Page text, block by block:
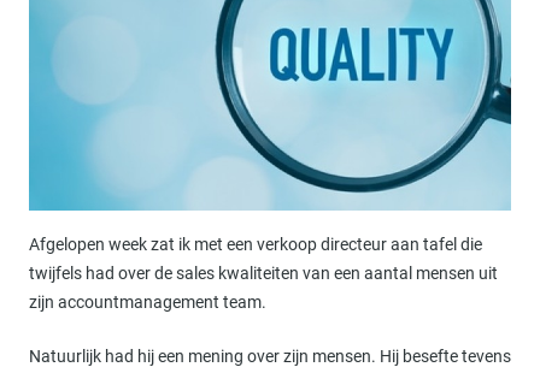
Afgelopen week zat ik met een verkoop directeur aan tafel die
twijfels had over de sales kwaliteiten van een aantal mensen uit
zijn accountmanagement team.
Natuurlijk had hij een mening over zijn mensen. Hij besefte tevens